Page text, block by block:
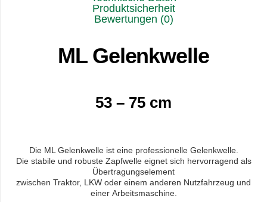
Produktsicherheit
Bewertungen (0)
ML Gelenkwelle
53 – 75 cm
Die ML Gelenkwelle ist eine professionelle Gelenkwelle.
Die stabile und robuste Zapfwelle eignet sich hervorragend als
Übertragungselement
zwischen Traktor, LKW oder einem anderen Nutzfahrzeug und
einer Arbeitsmaschine.